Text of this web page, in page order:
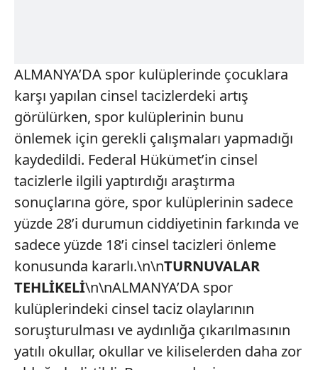
ALMANYA’DA spor kulüplerinde çocuklara
karşı yapılan cinsel tacizlerdeki artış
görülürken, spor kulüplerinin bunu
önlemek için gerekli çalışmaları yapmadığı
kaydedildi. Federal Hükümet’in cinsel
tacizlerle ilgili yaptırdığı araştırma
sonuçlarına göre, spor kulüplerinin sadece
yüzde 28’i durumun ciddiyetinin farkında ve
sadece yüzde 18’i cinsel tacizleri önleme
konusunda kararlı.\n\nTURNUVALAR
TEHLİKELİ\n\nALMANYA’DA spor
kulüplerindeki cinsel taciz olaylarının
soruşturulması ve aydınlığa çıkarılmasının
yatılı okullar, okullar ve kiliselerden daha zor